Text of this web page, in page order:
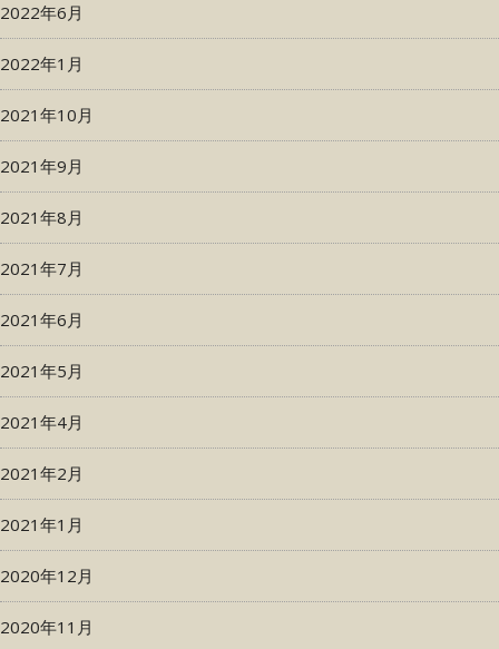
2022年6月
2022年1月
2021年10月
2021年9月
2021年8月
2021年7月
2021年6月
2021年5月
2021年4月
2021年2月
2021年1月
2020年12月
2020年11月